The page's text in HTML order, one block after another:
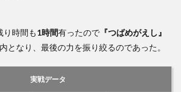
り時間も1時間有ったので 『つばめがえし』
となり、最後の力を振り絞るのであった。
実戦データ